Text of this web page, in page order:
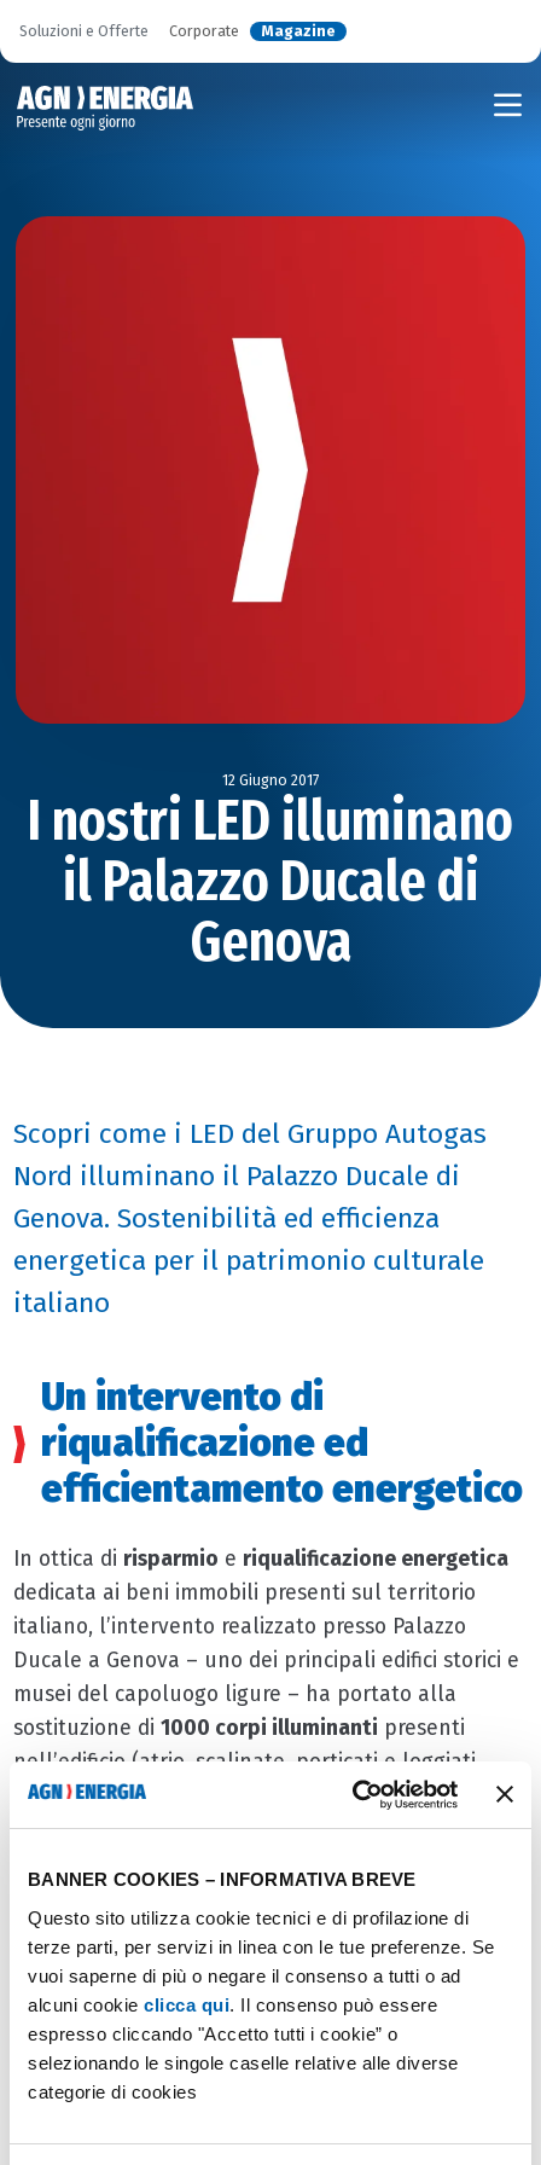
BANNER COOKIES – INFORMATIVA BREVE
Questo sito utilizza cookie tecnici e di profilazione di
terze parti, per servizi in linea con le tue preferenze. Se
vuoi saperne di più o negare il consenso a tutti o ad
alcuni cookie clicca qui. Il consenso può essere
espresso cliccando "Accetto tutti i cookie” o
selezionando le singole caselle relative alle diverse
categorie di cookies
Soluzioni e Offerte Corporate Magazine
12 Giugno 2017
I nostri LED illuminano
il Palazzo Ducale di
Genova
Scopri come i LED del Gruppo Autogas
Nord illuminano il Palazzo Ducale di
Genova. Sostenibilità ed efficienza
energetica per il patrimonio culturale
italiano
Un intervento di
riqualificazione ed
efficientamento energetico
In ottica di risparmio e riqualificazione energetica
dedicata ai beni immobili presenti sul territorio
italiano, l’intervento realizzato presso Palazzo
Ducale a Genova – uno dei principali edifici storici e
musei del capoluogo ligure – ha portato alla
sostituzione di 1000 corpi illuminanti presenti
nell’edificio (atrio, scalinate, porticati e loggiati,
uffici e archivi,) con
nuove luci a tecnologia LED
sostituzione della vecchia illuminazione esterna
della Torre Grimaldina, ora rinnovata.
Gruppo Autogas Nord per
la cultura e il territorio